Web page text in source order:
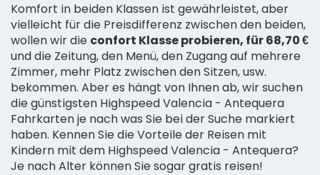
Komfort in beiden Klassen ist gewährleistet, aber
vielleicht für die Preisdifferenz zwischen den beiden,
wollen wir die confort Klasse probieren, für 68,70 €
und die Zeitung, den Menü, den Zugang auf mehrere
Zimmer, mehr Platz zwischen den Sitzen, usw.
bekommen. Aber es hängt von Ihnen ab, wir suchen
die günstigsten Highspeed Valencia - Antequera
Fahrkarten je nach was Sie bei der Suche markiert
haben. Kennen Sie die Vorteile der Reisen mit
Kindern mit dem Highspeed Valencia - Antequera?
Je nach Alter können Sie sogar gratis reisen!